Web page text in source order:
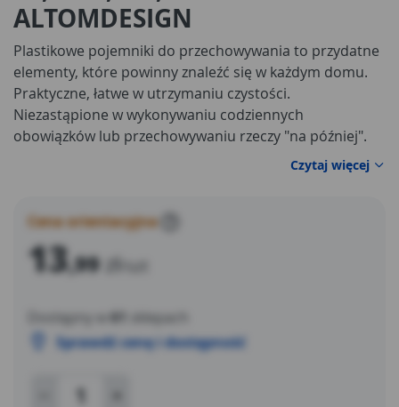
ALTOMDESIGN
Plastikowe pojemniki do przechowywania to przydatne
elementy, które powinny znaleźć się w każdym domu.
Praktyczne, łatwe w utrzymaniu czystości.
Niezastąpione w wykonywaniu codziennych
obowiązków lub przechowywaniu rzeczy "na później".
Wykonane z wysokiej jakości tworzywa są gwarancją
trwałości i niezawodności. Odporne na pęknięcia i
Czytaj więcej
Cena orientacyjna
13,99 zł
Dostępny w 61
sklepach
Sprawdź cenę i dostępność